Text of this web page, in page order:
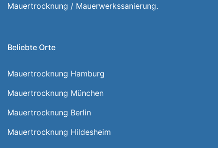
Mauertrocknung / Mauerwerkssanierung.
Beliebte Orte
Mauertrocknung Hamburg
Mauertrocknung München
Mauertrocknung Berlin
Mauertrocknung Hildesheim